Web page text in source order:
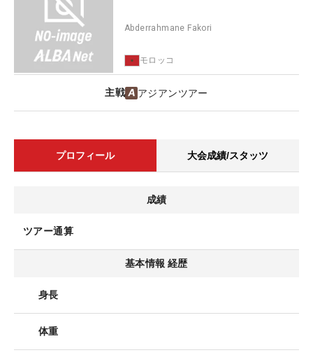
Abderrahmane Fakori
モロッコ
主戦 アジアンツアー
プロフィール 大会成績/スタッツ
成績
ツアー通算
基本情報 経歴
身長
体重